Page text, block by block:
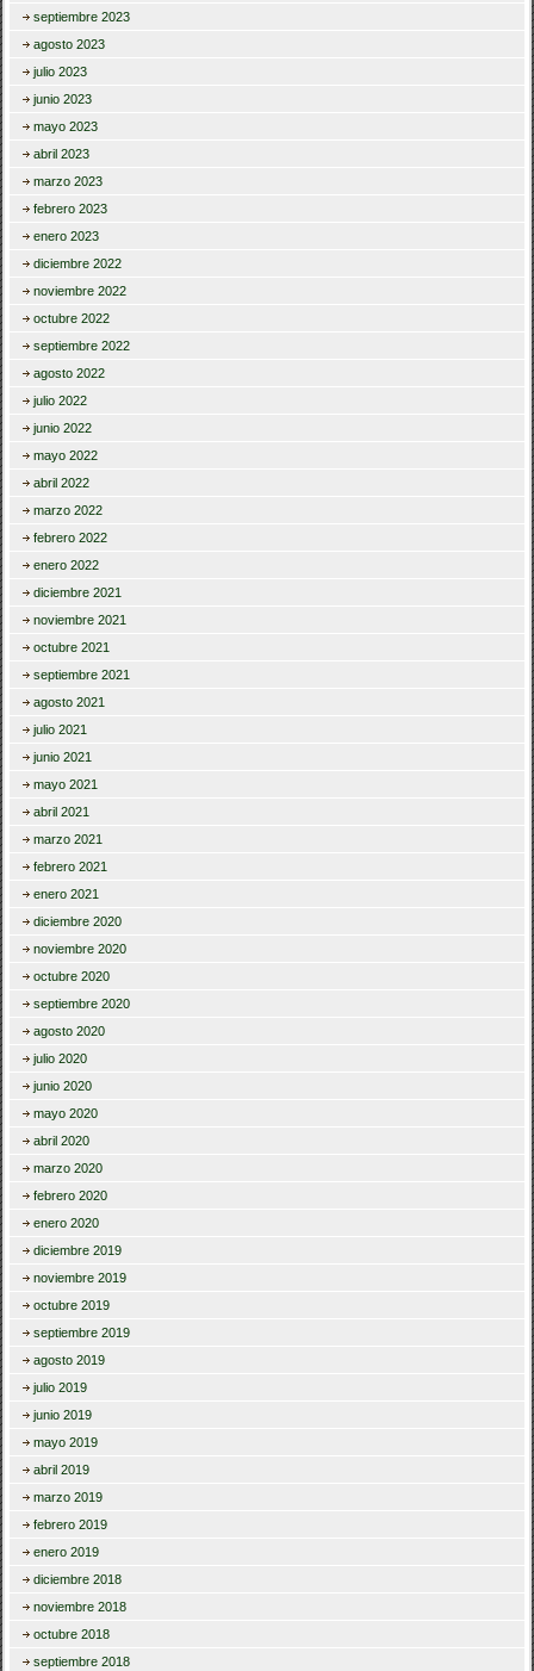
septiembre 2023
agosto 2023
julio 2023
junio 2023
mayo 2023
abril 2023
marzo 2023
febrero 2023
enero 2023
diciembre 2022
noviembre 2022
octubre 2022
septiembre 2022
agosto 2022
julio 2022
junio 2022
mayo 2022
abril 2022
marzo 2022
febrero 2022
enero 2022
diciembre 2021
noviembre 2021
octubre 2021
septiembre 2021
agosto 2021
julio 2021
junio 2021
mayo 2021
abril 2021
marzo 2021
febrero 2021
enero 2021
diciembre 2020
noviembre 2020
octubre 2020
septiembre 2020
agosto 2020
julio 2020
junio 2020
mayo 2020
abril 2020
marzo 2020
febrero 2020
enero 2020
diciembre 2019
noviembre 2019
octubre 2019
septiembre 2019
agosto 2019
julio 2019
junio 2019
mayo 2019
abril 2019
marzo 2019
febrero 2019
enero 2019
diciembre 2018
noviembre 2018
octubre 2018
septiembre 2018